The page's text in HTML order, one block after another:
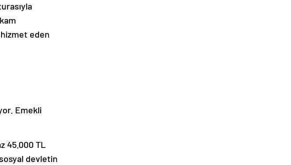
eden
Emekli
45.000 TL
devletin